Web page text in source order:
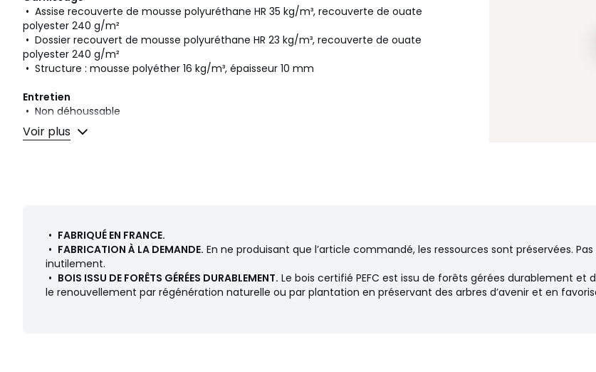
• Assise recouverte de mousse polyuréthane HR 35 kg/m³, recouverte de ouate
polyester 240 g/m²
• Dossier recouvert de mousse polyuréthane HR 23 kg/m³, recouverte de ouate
polyester 240 g/m²
• Structure : mousse polyéther 16 kg/m³, épaisseur 10 mm
Entretien
• Non déhoussable
• Nettoyage à sec
• Longueur : 72 cm
• Hauteur : 75 cm
• Profondeur : 75 cm
• Assise : L72 x H40 x P54 cm
• Poids : 15,5 kg
Voir plus
• FABRIQUÉ EN FRANCE.
• FABRICATION À LA DEMANDE. En ne produisant que l’article commandé, les ressources sont préservées.
inutilement.
• BOIS ISSU DE FORÊTS GÉRÉES DURABLEMENT. Le bois certifié PEFC est issu de forêts gérées durablement et
le renouvellement par régénération naturelle ou par plantation en préservant des arbres d’avenir et en